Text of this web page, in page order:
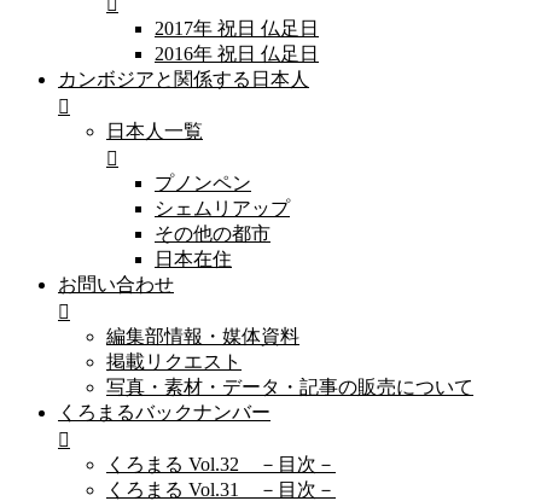
2017年 祝日 仏足日
2016年 祝日 仏足日
カンボジアと関係する日本人
日本人一覧
プノンペン
シェムリアップ
その他の都市
日本在住
お問い合わせ
編集部情報・媒体資料
掲載リクエスト
写真・素材・データ・記事の販売について
くろまるバックナンバー
くろまる Vol.32 －目次－
くろまる Vol.31 －目次－